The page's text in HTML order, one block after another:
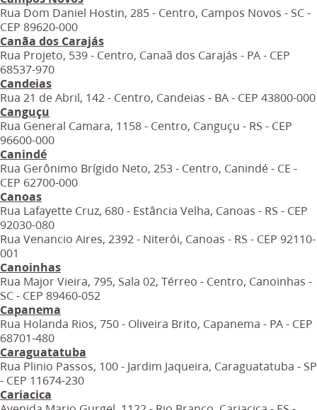
Rua Dom Daniel Hostin, 285 - Centro, Campos Novos - SC -
CEP 89620-000
Canãa dos Carajás
Rua Projeto, 539 - Centro, Canaã dos Carajás - PA - CEP
68537-970
Candeias
Rua 21 de Abril, 142 - Centro, Candeias - BA - CEP 43800-000
Canguçu
Rua General Camara, 1158 - Centro, Canguçu - RS - CEP
96600-000
Canindé
Rua Gerônimo Brígido Neto, 253 - Centro, Canindé - CE -
CEP 62700-000
Canoas
Rua Lafayette Cruz, 680 - Estância Velha, Canoas - RS - CEP
92030-080
Rua Venancio Aires, 2392 - Niterói, Canoas - RS - CEP 92110-
001
Canoinhas
Rua Major Vieira, 795, Sala 02, Térreo - Centro, Canoinhas -
SC - CEP 89460-052
Capanema
Rua Holanda Rios, 750 - Oliveira Brito, Capanema - PA - CEP
68701-480
Caraguatatuba
Rua Plinio Passos, 100 - Jardim Jaqueira, Caraguatatuba - SP
- CEP 11674-230
Cariacica